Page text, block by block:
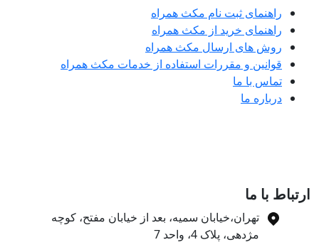
راهنمای ثبت نام مکث همراه
راهنمای خرید از مکث همراه
روش های ارسال مکث همراه
قوانین و مقررات استفاده از خدمات مکث همراه
تماس با ما
درباره ما
با ما
تهران،خیابان سمیه، بعد از خیابان مفتح، کوچه
مژدهی، پلاک 4، واحد 7